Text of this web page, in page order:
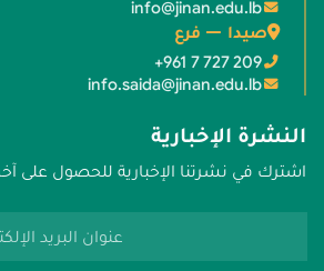
info@jinan.edu.lb
صيدا — فرع
+961 7 727 209
info.saida@jinan.edu.lb
النشرة الإخبارية
اشترك في نشرتنا الإخبارية للحصول على